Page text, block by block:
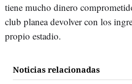
tiene mucho dinero
club planea devolver con los
propio estadio.
Noticias relacionadas